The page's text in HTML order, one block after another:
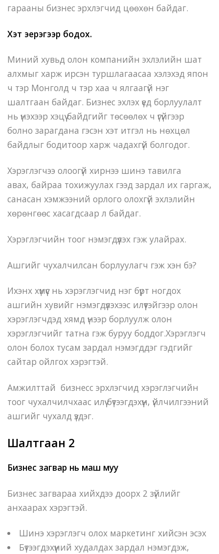
гарааны бизнес эрхлэгчид цөөхөн байдаг.
Хэт эерэгээр бодох.
Миний хувьд олон компанийн эхлэлийн шат
алхмыг харж ирсэн туршлагаасаа хэлэхэд япон
ч тэр Монголд ч тэр хаа ч ялгаагүй нэг
шалтгаан байдаг. Бизнес эхлэх үед борлуулалт
нь үнэхээр хэцүү байдгийг төсөөлөх ч үгүйгээр
болно зарагдана гэсэн хэт итгэл нь нөхцөл
байдлыг бодитоор харж чадахгүй болгодог.
Хэрэглэгчээ олоогүй хирнээ шинэ тавилга
авах, байраа тохижуулах гээд зардал их гаргаж,
санасан хэмжээний орлого олохгүй эхлэлийн
хөрөнгөөс хасагдсаар л байдаг.
Хэрэглэгчийн тоог нэмэгдүүлэх гэж улайрах.
Ашгийг чухалчилсан борлуулагч гэж хэн бэ?
Ихэнх хүмүүс нь хэрэглэгчид нэг бүрт ногдох
ашгийн хувийг нэмэгдүүлэхээс илүүтэйгээр олон
хэрэглэгчдэд хямд үнээр борлуулж олон
хэрэглэгчийг татна гэж буруу боддог.Хэрэглэгч
олон болох тусам зардал нэмэгддэг гэдгийг
сайтар ойлгох хэрэгтэй.
Амжилттай бизнесс эрхлэгчид хэрэглэгчийн
тоог чухалчилчхаас илүү бүтээгдэхүүн, үйлчилгээний
ашгийг чухалд үздэг.
Шалтгаан 2
Бизнес загвар нь маш муу
Бизнес загвараа хийхдээ доорх 2 зүйлийг
анхаарах хэрэгтэй.
Шинэ хэрэглэгч олох маркетинг хийсэн эсэх
Бүтээгдэхүүний худалдах зардал нэмэгдэж,